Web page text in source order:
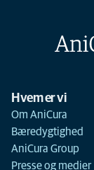
Hvem er vi
Om AniCura
Bæredygtighed
AniCura Group
Presse og medier